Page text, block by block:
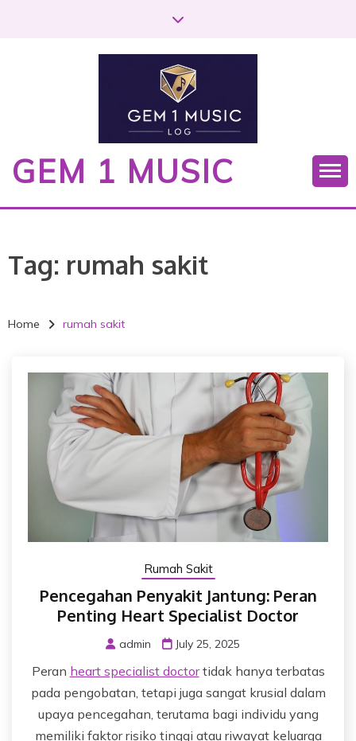
GEM 1 MUSIC
Tag: rumah sakit
Home rumah sakit
Rumah Sakit
Pencegahan Penyakit Jantung: Peran
Penting Heart Specialist Doctor
admin July 25, 2025
Peran heart specialist doctortidak hanya terbatas
pada pengobatan, tetapi juga sangat krusial dalam
upaya pencegahan, terutama bagi individu yang
memiliki faktor risiko tinggi atau riwayat keluarga